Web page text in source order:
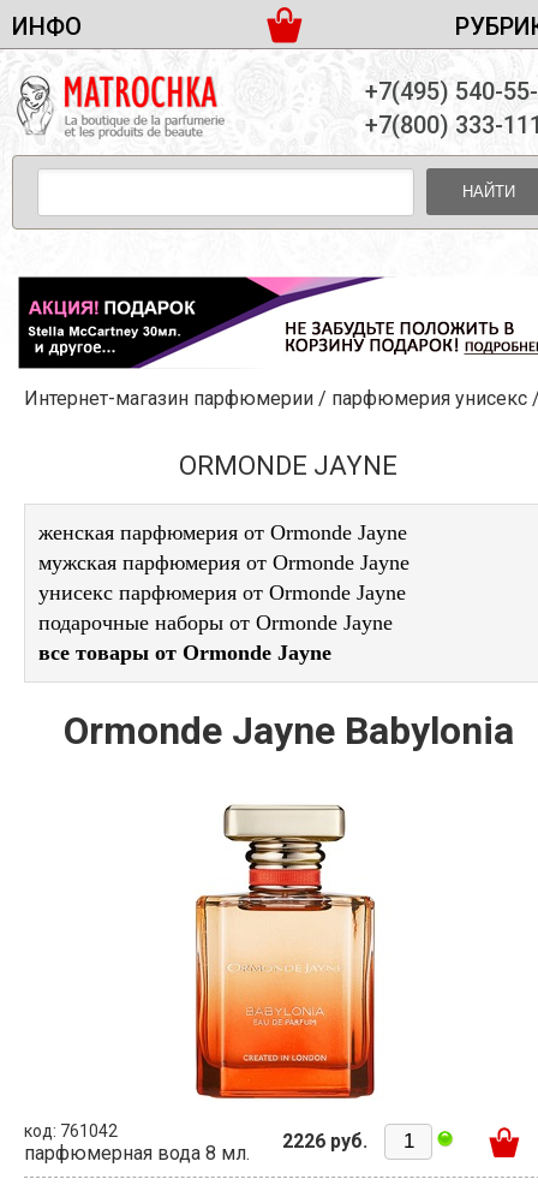
ИНФО
ДОСТАВКА И ОПЛАТА
ПАРТНЕРСТВО
КОНТАКТЫ
ЖЕНСКАЯ ПАРФЮМЕРИЯ
МУЖСКАЯ ПАРФЮМЕРИЯ
УНИСЕКС ПАРФЮМЕРИЯ
ЖЕНСКИЕ НАБОРЫ
МУЖСКИЕ НАБОРЫ
УНИСЕКС НАБОРЫ
УХОД ЗА ЛИЦОМ
УХОД ЗА ТЕЛОМ
ДЕКОРАТИВНАЯ КОСМЕТИКА
+7(495) 540-
+7(800) 333-
НАЙТИ
Интернет-магазин парфюмерии / парфюмерия унисекс
ORMONDE JAYNE
женская парфюмерия от Ormonde Jayne
мужская парфюмерия от Ormonde Jayne
унисекс парфюмерия от Ormonde Jayne
подарочные наборы от Ormonde Jayne
все товары от Ormonde Jayne
Ormonde Jayne Babylonia
код: 761042
парфюмерная вода 8 мл.
2226 руб.